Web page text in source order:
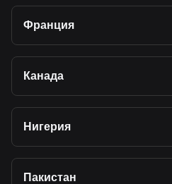
Франция
Канада
Нигерия
Пакистан